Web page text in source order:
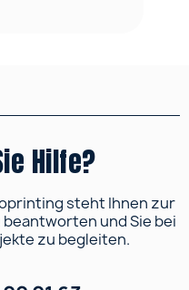
Hilfe?
steht Ihnen zur
und Sie bei
zu begleiten.